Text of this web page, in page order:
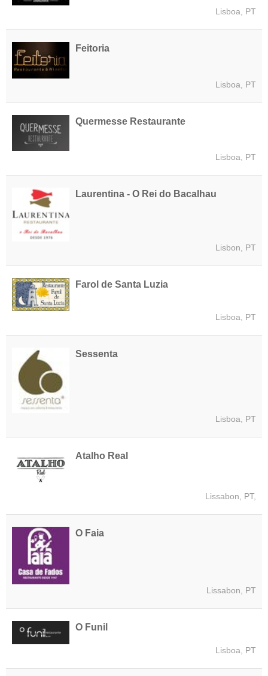
Lisboa, PT
Feitoria
Lisboa, PT
Quermesse Restaurante
Lisboa, PT
Laurentina - O Rei do Bacalhau
Lisbon, PT
Farol de Santa Luzia
Lisboa, PT
Sessenta
Lisboa, PT
Atalho Real
Lissabon, PT,
O Faia
Lissabon, PT
O Funil
Lisboa, PT